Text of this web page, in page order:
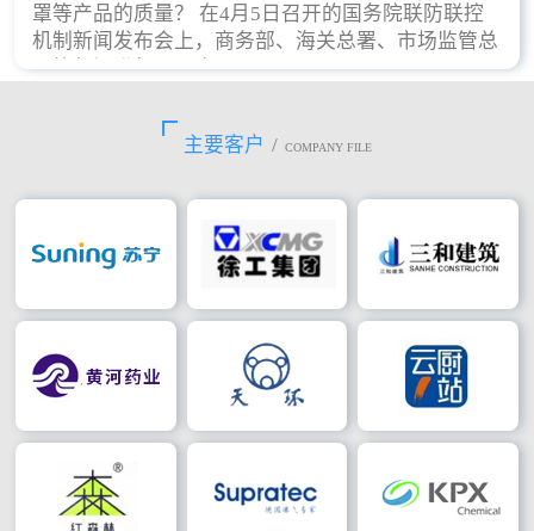
罩等产品的质量？ 在4月5日召开的国务院联防联控
机制新闻发布会上，商务部、海关总署、市场监管总
局等部门进行了回应。
主要客户 / COMPANY FILE